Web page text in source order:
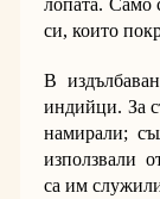
лопата. Само
си, които
В
индийци. За
намирали;
използвали
са им